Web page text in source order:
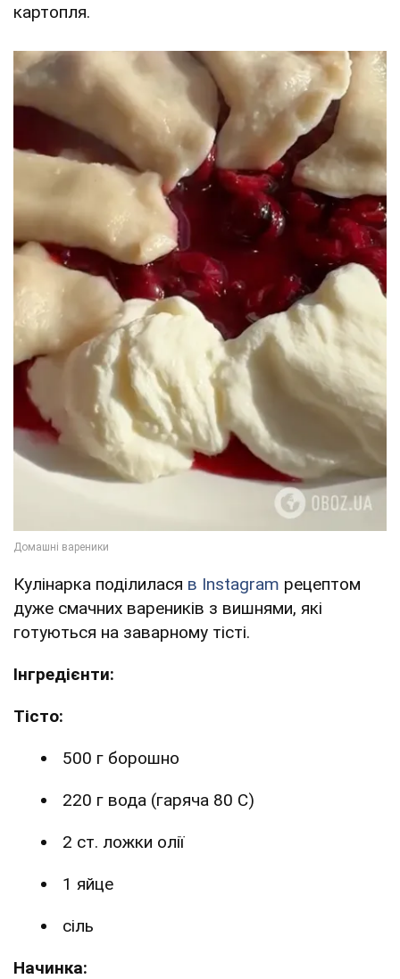
картопля.
Кулінарка поділилася в Instagram рецептом
дуже смачних вареників з вишнями, які
готуються на заварному тісті.
Інгредієнти:
Тісто:
500 г борошно
220 г вода (гаряча 80 С)
2 ст. ложки олії
1 яйце
сіль
Начинка: